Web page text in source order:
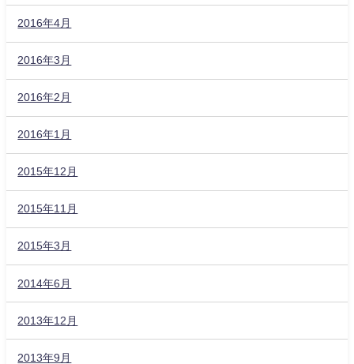
2016年4月
2016年3月
2016年2月
2016年1月
2015年12月
2015年11月
2015年3月
2014年6月
2013年12月
2013年9月